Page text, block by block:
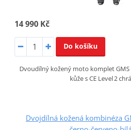
14 990 Kč
Do košíku
Dvoudílný kožený moto komplet GMS
kůže s CE Level 2
Dvojdílná kožená kombinéza